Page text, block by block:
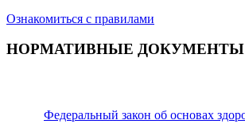
Ознакомиться с правилами
НОРМАТИВНЫЕ ДОКУМЕНТЫ
Федеральный закон об основах